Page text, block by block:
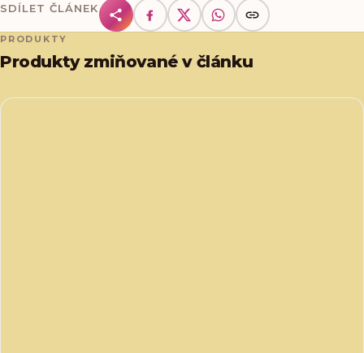
SDÍLET ČLÁNEK
PRODUKTY
Produkty zmiňované v článku